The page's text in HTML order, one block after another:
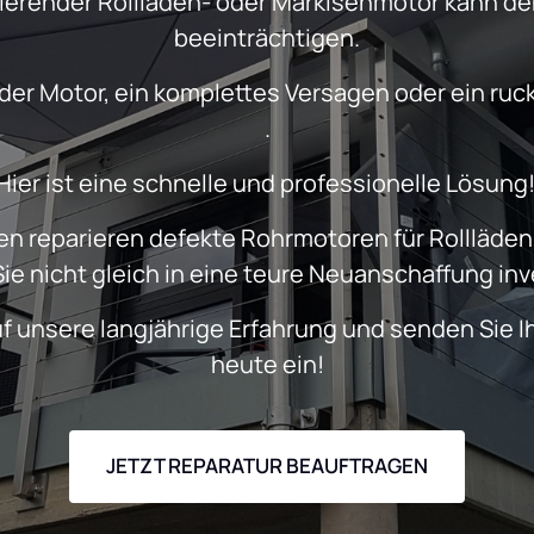
beeinträchtigen.
.
ist eine schnelle und professionelle Lösung!
reparieren defekte Rohrmotoren für
nicht gleich in eine teure Neuanschaffung
unsere langjährige Erfahrung und senden Sie
heute ein!
JETZT REPARATUR BEAUFTRAGEN